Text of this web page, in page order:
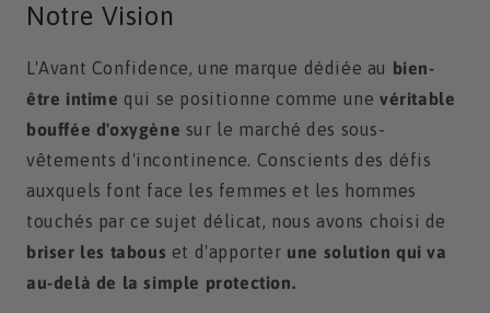
Notre Vision
L'Avant Confidence, une marque dédiée au bien-
être intime qui se positionne comme unevéritable
bouffée d'oxygène sur le marché des sous-
vêtements d'incontinence. Conscients des défis
auxquels font face les femmes et les hommes
touchés par ce sujet délicat, nous avons choisi de
briser les tabous et d'apporter une solution qui va
au-delà de la simple protection.